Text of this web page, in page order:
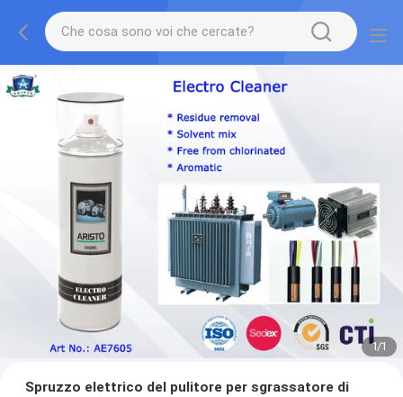
1/1
Spruzzo elettrico del pulitore per sgrassatore di